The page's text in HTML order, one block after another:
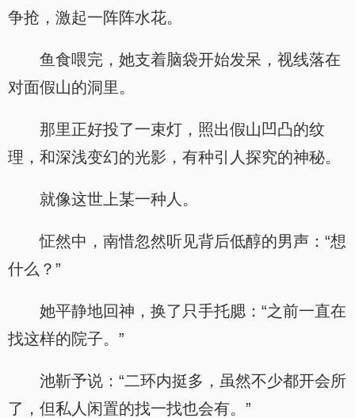
争抢，激起一阵阵水花。
鱼食喂完，她支着脑袋开始发呆，视线落在
对面假山的洞里。
那里正好投了一束灯，照出假山凹凸的纹
理，和深浅变幻的光影，有种引人探究的神秘。
就像这世上某一种人。
怔然中，南惜忽然听见背后低醇的男声：“想
什么？”
她平静地回神，换了只手托腮：“之前一直在
找这样的院子。”
池靳予说：“二环内挺多，虽然不少都开会所
了，但私人闲置的找一找也会有。”